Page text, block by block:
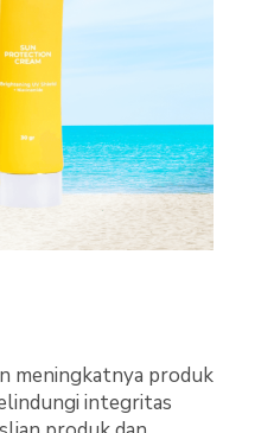
meningkatnya produk
integritas